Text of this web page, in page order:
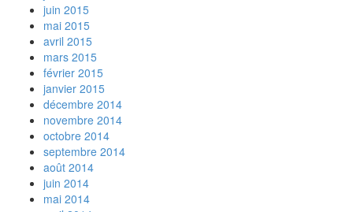
juin 2015
mai 2015
avril 2015
mars 2015
février 2015
janvier 2015
décembre 2014
novembre 2014
octobre 2014
septembre 2014
août 2014
juin 2014
mai 2014